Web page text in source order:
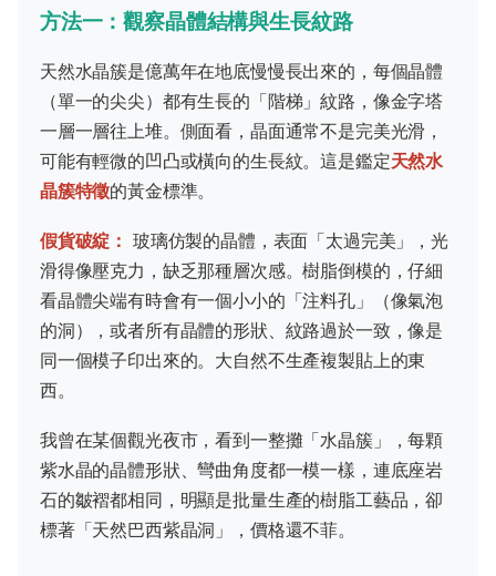
方法一：觀察晶體結構與生長紋路
天然水晶簇是億萬年在地底慢慢長出來的，每個晶體
（單一的尖尖）都有生長的「階梯」紋路，像金字塔
一層一層往上堆。側面看，晶面通常不是完美光滑，
可能有輕微的凹凸或橫向的生長紋。這是鑑定天然水
晶簇特徵的黃金標準。
假貨破綻： 玻璃仿製的晶體，表面「太過完美」，光
滑得像壓克力，缺乏那種層次感。樹脂倒模的，仔細
看晶體尖端有時會有一個小小的「注料孔」（像氣泡
的洞），或者所有晶體的形狀、紋路過於一致，像是
同一個模子印出來的。大自然不生產複製貼上的東
西。
我曾在某個觀光夜市，看到一整攤「水晶簇」，每顆
紫水晶的晶體形狀、彎曲角度都一模一樣，連底座岩
石的皺褶都相同，明顯是批量生產的樹脂工藝品，卻
標著「天然巴西紫晶洞」，價格還不菲。